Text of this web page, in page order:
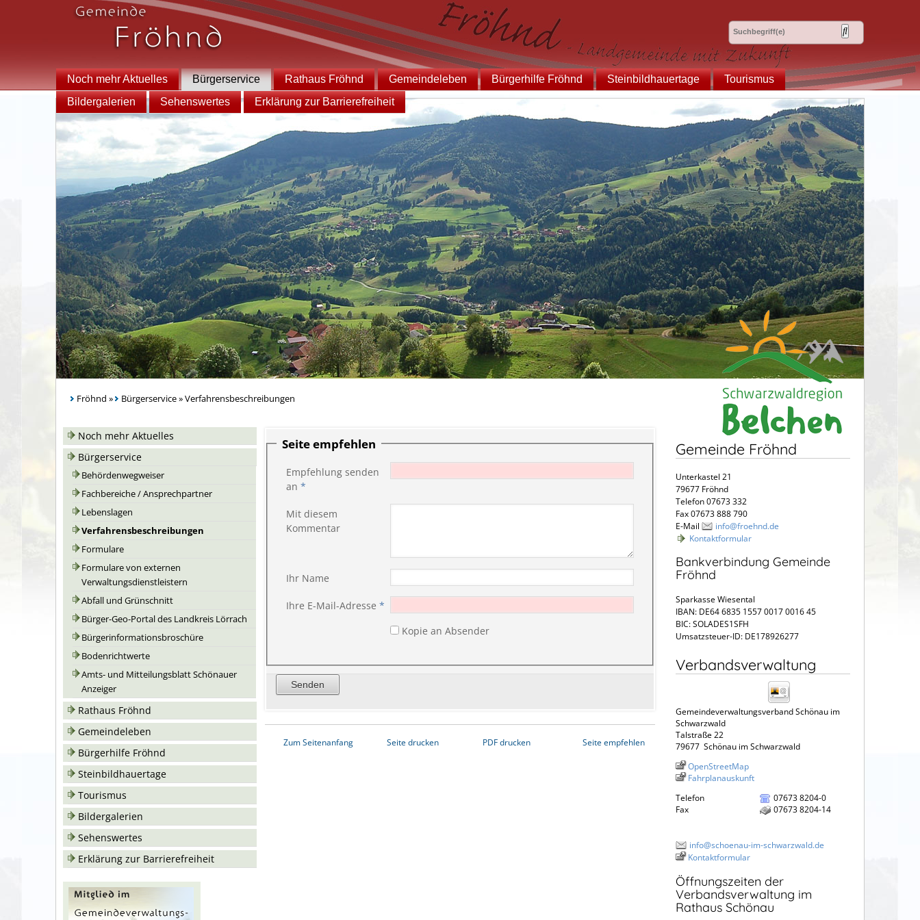
Noch mehr Aktuelles Bürgerservice Rathaus Fröhnd Gemeindeleben Bürgerhilfe Fröhnd Steinbildhauertage
Tourismus
Bildergalerien
Sehenswertes Erklärung zur Barrierefreiheit
Fröhnd » Bürgerservice»Verfahrensbeschreibungen
Noch mehr Aktuelles
Bürgerservice
Behördenwegweiser
Fachbereiche / Ansprechpartner
Lebenslagen
Verfahrensbeschreibungen
Formulare
Formulare von externen
Verwaltungsdienstleistern
Abfall und Grünschnitt
Bürger-Geo-Portal des Landkreis Lörrach
Bürgerinformationsbroschüre
Bodenrichtwerte
Amts- und Mitteilungsblatt Schönauer
Anzeiger
Rathaus Fröhnd
Gemeindeleben
Bürgerhilfe Fröhnd
Steinbildhauertage
Tourismus
Bildergalerien
Sehenswertes
Erklärung zur Barrierefreiheit
Seite empfehlen
Empfehlung senden
an *
Mit diesem
Kommentar
Ihr Name
Ihre E-Mail-Adresse *
Kopie an Absender
Zum Seitenanfang Seite drucken PDF drucken Seite empfehlen
Gemeinde Fröhnd
Unterkastel 21
79677 Fröhnd
Telefon 07673 332
Fax 07673 888 790
E-Mail
info@froehnd.de
Kontaktformular
Bankverbindung Gemeinde
Fröhnd
Sparkasse Wiesental
IBAN: DE64 6835 1557 0017 0016 45
BIC: SOLADES1SFH
Umsatzsteuer-ID: DE178926277
Verbandsverwaltung
Gemeindeverwaltungsverband Schönau im
Schwarzwald
Talstraße 22
79677 Schönau im Schwarzwald
OpenStreetMap
Fahrplanauskunft
Telefon
07673 8204-0
Fax
07673 8204-14
info@schoenau-im-schwarzwald.de
Kontaktformular
Öffnungszeiten der
Verbandsverwaltung im
Rathaus Schönau